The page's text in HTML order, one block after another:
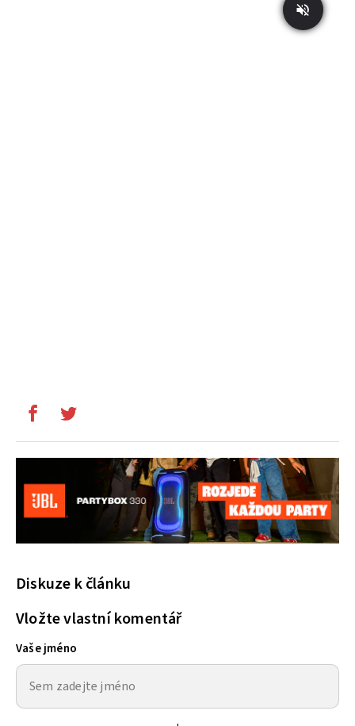
Diskuze k článku
Vložte vlastní komentář
Vaše jméno